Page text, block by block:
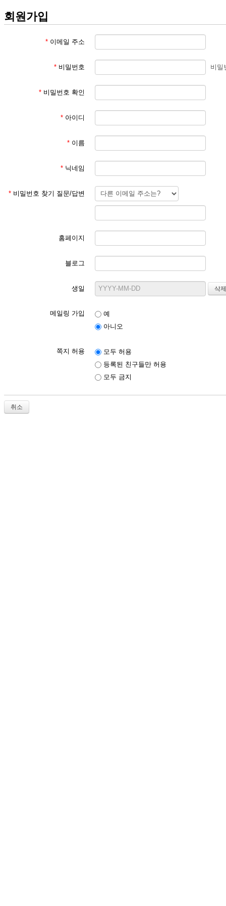
회원가입
* 이메일 주소
* 비밀번호 비밀
* 비밀번호 확인
* 아이디
* 이름
* 닉네임
* 비밀번호 찾기 질문/답변
홈페이지
블로그
생일
메일링 가입
예
아니오
쪽지 허용
모두 허용
등록된 친구들만 허용
모두 금지
취소